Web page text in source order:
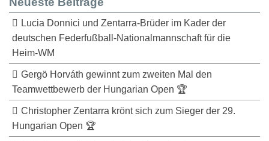
Lucia Donnici und Zentarra-Brüder im Kader der
deutschen Federfußball-Nationalmannschaft für die
Heim-WM
Gergö Horváth gewinnt zum zweiten Mal den
Teamwettbewerb der Hungarian Open 🏆
Christopher Zentarra krönt sich zum Sieger der 29.
Hungarian Open 🏆